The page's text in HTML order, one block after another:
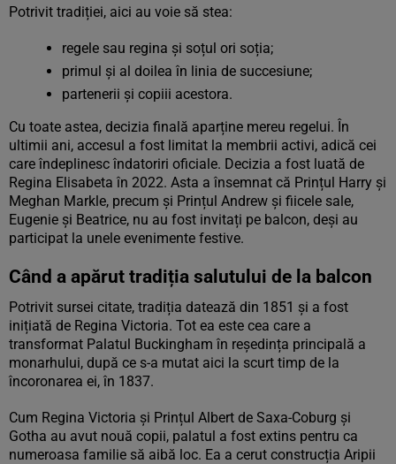
Potrivit tradiției, aici au voie să stea:
regele sau regina și soțul ori soția;
primul și al doilea în linia de succesiune;
partenerii și copiii acestora.
Cu toate astea, decizia finală aparține mereu regelui. În
ultimii ani, accesul a fost limitat la membrii activi, adică cei
care îndeplinesc îndatoriri oficiale. Decizia a fost luată de
Regina Elisabeta în 2022. Asta a însemnat că Prințul Harry și
Meghan Markle, precum și Prințul Andrew și fiicele sale,
Eugenie și Beatrice, nu au fost invitați pe balcon, deși au
participat la unele evenimente festive.
Când a apărut tradiția salutului de la balcon
Potrivit sursei citate, tradiția datează din 1851 și a fost
inițiată de Regina Victoria. Tot ea este cea care a
transformat Palatul Buckingham în reședința principală a
monarhului, după ce s-a mutat aici la scurt timp de la
încoronarea ei, în 1837.
Cum Regina Victoria și Prințul Albert de Saxa-Coburg și
Gotha au avut nouă copii, palatul a fost extins pentru ca
numeroasa familie să aibă loc. Ea a cerut construcția Aripii